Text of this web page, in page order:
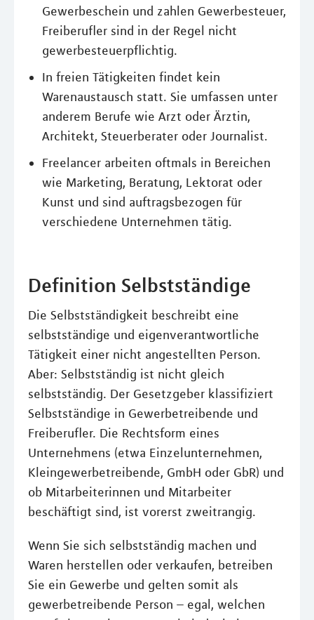
Gewerbeschein und zahlen Gewerbesteuer,
Freiberufler sind in der Regel nicht
gewerbesteuerpflichtig.
In freien Tätigkeiten findet kein
Warenaustausch statt. Sie umfassen unter
anderem Berufe wie Arzt oder Ärztin,
Architekt, Steuerberater oder Journalist.
Freelancer arbeiten oftmals in Bereichen
wie Marketing, Beratung, Lektorat oder
Kunst und sind auftragsbezogen für
verschiedene Unternehmen tätig.
Definition Selbstständige
Die Selbstständigkeit beschreibt eine
selbstständige und eigenverantwortliche
Tätigkeit einer nicht angestellten Person.
Aber: Selbstständig ist nicht gleich
selbstständig. Der Gesetzgeber klassifiziert
Selbstständige in Gewerbetreibende und
Freiberufler. Die Rechtsform eines
Unternehmens (etwa Einzelunternehmen,
Kleingewerbetreibende, GmbH oder GbR) und
ob Mitarbeiterinnen und Mitarbeiter
beschäftigt sind, ist vorerst zweitrangig.
Wenn Sie sich selbstständig machen und
Waren herstellen oder verkaufen, betreiben
Sie ein Gewerbe und gelten somit als
gewerbetreibende Person – egal, welchen